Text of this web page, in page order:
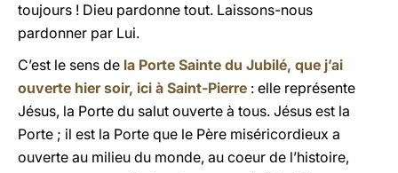
toujours ! Dieu pardonne tout. Laissons-nous
pardonner par Lui.
C’est le sens de la Porte Sainte du Jubilé, que j’ai
ouverte hier soir, ici à Saint-Pierre : elle représente
Jésus, la Porte du salut ouverte à tous. Jésus est la
Porte ; il est la Porte que le Père miséricordieux a
ouverte au milieu du monde, au coeur de l’histoire,